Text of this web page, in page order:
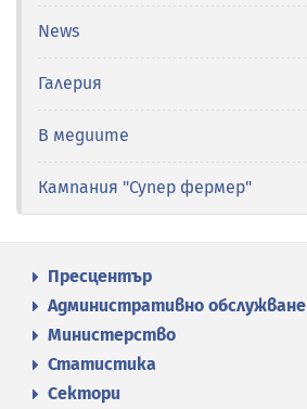
News
Галерия
В медиите
Кампания "Супер фермер"
Пресцентър
Административно обслужване
Министерство
Статистика
Сектори